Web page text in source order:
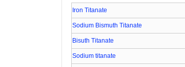
Iron Titanate
Sodium Bismuth Titanate
Bisuth Titanate
Sodium titanate